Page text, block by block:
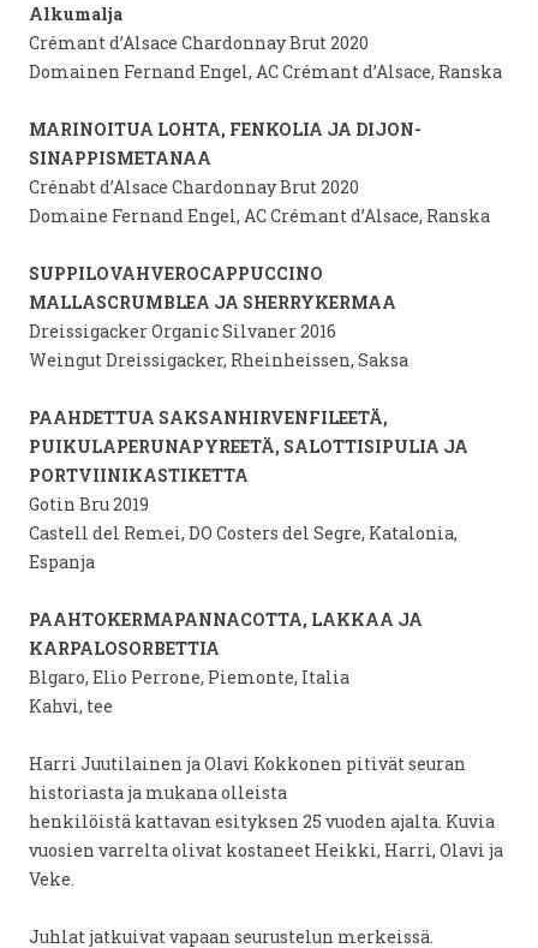
Alkumalja
Crémant d’Alsace Chardonnay Brut 2020
Domainen Fernand Engel, AC Crémant d’Alsace, Ranska
MARINOITUA LOHTA, FENKOLIA JA DIJON-
SINAPPISMETANAA
Crénabt d’Alsace Chardonnay Brut 2020
Domaine Fernand Engel, AC Crémant d’Alsace, Ranska
SUPPILOVAHVEROCAPPUCCINO
MALLASCRUMBLEA JA SHERRYKERMAA
Dreissigacker Organic Silvaner 2016
Weingut Dreissigacker, Rheinheissen, Saksa
PAAHDETTUA SAKSANHIRVENFILEETÄ,
PUIKULAPERUNAPYREETÄ, SALOTTISIPULIA JA
PORTVIINIKASTIKETTA
Gotin Bru 2019
Castell del Remei, DO Costers del Segre, Katalonia,
Espanja
PAAHTOKERMAPANNACOTTA, LAKKAA JA
KARPALOSORBETTIA
Blgaro, Elio Perrone, Piemonte, Italia
Kahvi, tee
Harri Juutilainen ja Olavi Kokkonen pitivät seuran
historiasta ja mukana olleista
henkilöistä kattavan esityksen 25 vuoden ajalta. Kuvia
vuosien varrelta olivat kostaneet Heikki, Harri, Olavi ja
Veke.
Juhlat jatkuivat vapaan seurustelun merkeissä.